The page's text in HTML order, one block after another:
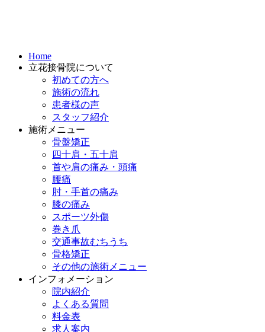
Home
立花接骨院について
初めての方へ
施術の流れ
患者様の声
スタッフ紹介
施術メニュー
骨盤矯正
四十肩・五十肩
首や肩の痛み・頭痛
腰痛
肘・手首の痛み
膝の痛み
スポーツ外傷
巻き爪
交通事故むちうち
骨格矯正
その他の施術メニュー
インフォメーション
院内紹介
よくある質問
料金表
求人案内